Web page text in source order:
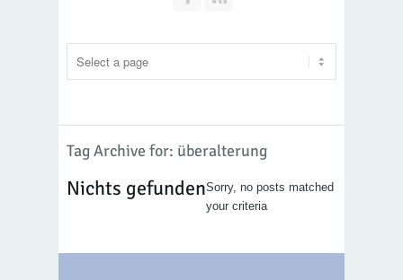
Tag Archive for: überalterung
Nichts gefundenSorry, no posts matched
your criteria